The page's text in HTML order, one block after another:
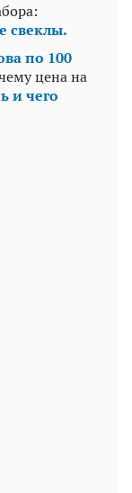
свеклы.
по 100
цена на
и чего